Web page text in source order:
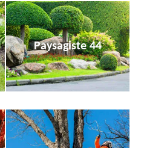
Paysagiste 44